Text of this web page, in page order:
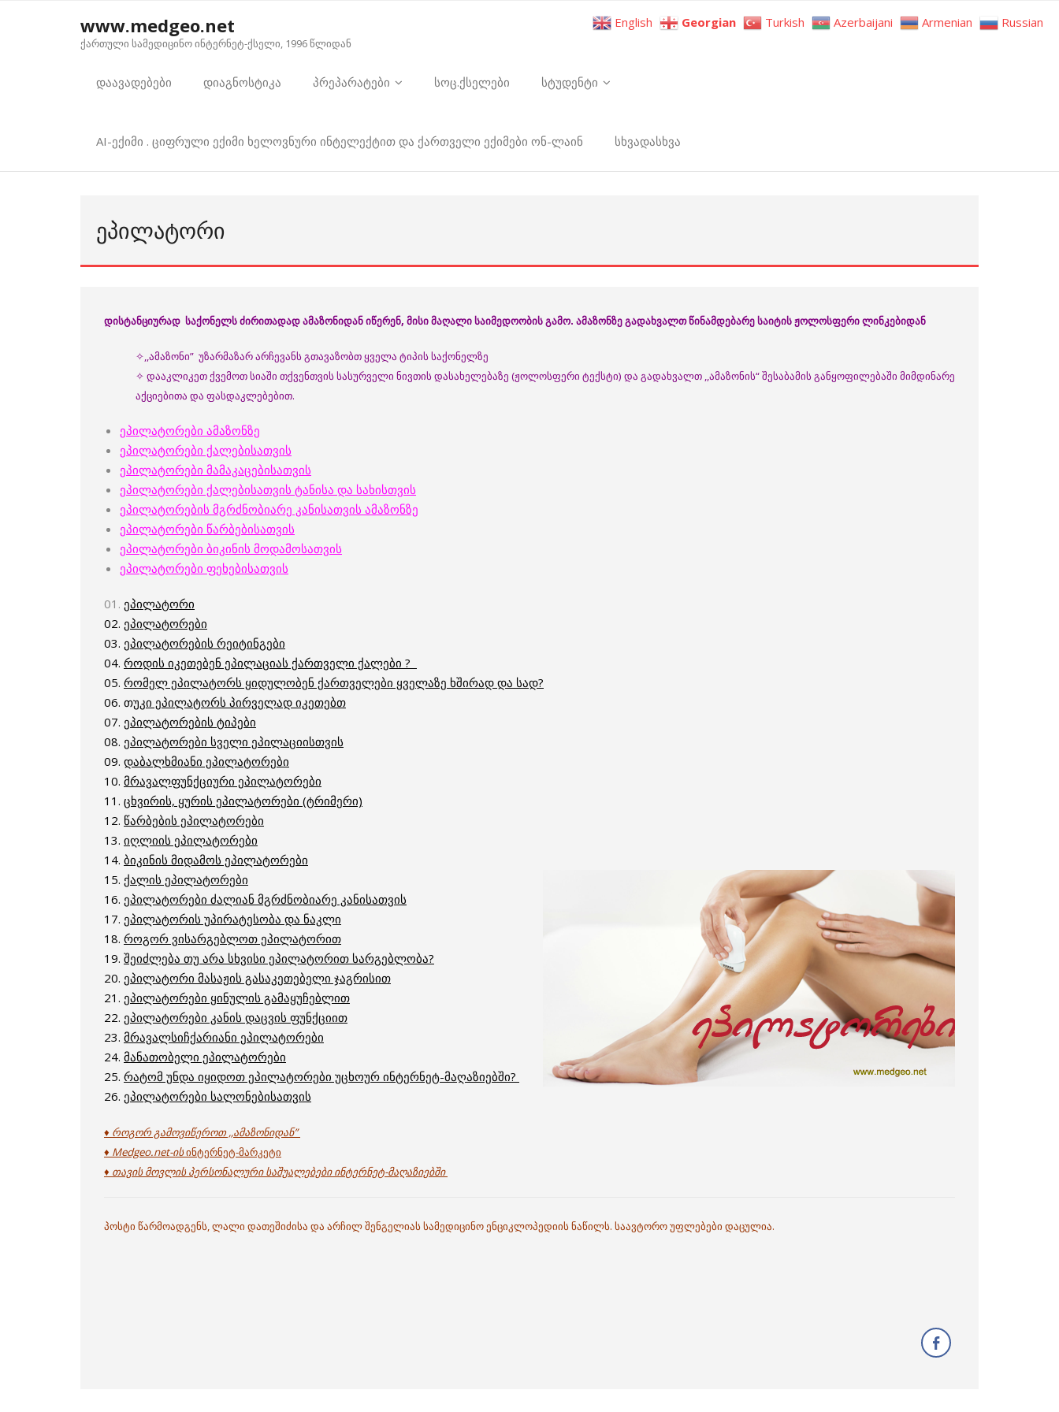
www.medgeo.net
ქართული სამედიცინო ინტერნეტ-ქსელი, 1996 წლიდან
დაავადებები დიაგნოსტიკა პრეპარატები სოც.ქსელები სტუდენტი
AI-ექიმი . ციფრული ექიმი ხელოვნური ინტელექტით და ქართველი ექიმები ონ-ლაინ სხვადასხვა
ᲔᲞᲘᲚᲐᲢᲝᲠᲘ
დისტანციურად საქონელს ძირითადად ამაზონიდან იწერენ, მისი მაღალი საიმედოობის გამო. ამაზონზე გადახვალთ წინამდებარე საიტის ჟოლოსფერი ლინკებიდან
✧,,ამაზონი” უზარმაზარ არჩევანს გთავაზობთ ყველა ტიპის საქონელზე
✧ დააკლიკეთ ქვემოთ სიაში თქვენთვის სასურველი ნივთის დასახელებაზე (ჟოლოსფერი ტექსტი) და გადახვალთ ,,ამაზონის“ შესაბამის განყოფილებაში მიმდინარე
აქციებითა და ფასდაკლებებით.
ეპილატორები ამაზონზე
ეპილატორები ქალებისათვის
ეპილატორები მამაკაცებისათვის
ეპილატორები ქალებისათვის ტანისა და სახისთვის
ეპილატორების მგრძნობიარე კანისათვის ამაზონზე
ეპილატორები წარბებისათვის
ეპილატორები ბიკინის მოდამოსათვის
ეპილატორები ფეხებისათვის
01. ეპილატორი
02. ეპილატორები
03. ეპილატორების რეიტინგები
04. როდის იკეთებენ ეპილაციას ქართველი ქალები ?
05. რომელ ეპილატორს ყიდულობენ ქართველები ყველაზე ხშირად და სად?
06. თუკი ეპილატორს პირველად იკეთებთ
07. ეპილატორების ტიპები
08. ეპილატორები სველი ეპილაციისთვის
09. დაბალხმიანი ეპილატორები
10. მრავალფუნქციური ეპილატორები
11. ცხვირის, ყურის ეპილატორები (ტრიმერი)
12. წარბების ეპილატორები
13. იღლიის ეპილატორები
14. ბიკინის მიდამოს ეპილატორები
15. ქალის ეპილატორები
16. ეპილატორები ძალიან მგრძნობიარე კანისათვის
17. ეპილატორის უპირატესობა და ნაკლი
18. როგორ ვისარგებლოთ ეპილატორით
19. შეიძლება თუ არა სხვისი ეპილატორით სარგებლობა?
20. ეპილატორი მასაჟის გასაკეთებელი ჯაგრისით
21. ეპილატორები ყინულის გამაყუჩებლით
22. ეპილატორები კანის დაცვის ფუნქციით
23. მრავალსიჩქარიანი ეპილატორები
24. მანათობელი ეპილატორები
25. რატომ უნდა იყიდოთ ეპილატორები უცხოურ ინტერნეტ-მაღაზიებში?
26. ეპილატორები სალონებისათვის
♦ როგორ გამოვიწეროთ ,,ამაზონიდან”
♦ Medgeo.net-ისინტერნეტ-მარკეტი
♦ თავის მოვლის პერსონალური საშუალებები ინტერნეტ-მაღაზიებში
პოსტი წარმოადგენს, ლალი დათეშიძისა და არჩილ შენგელიას სამედიცინო ენციკლოპედიის ნაწილს. საავტორო უფლებები დაცულია.
English Georgian Turkish Azerbaijani Armenian Russian